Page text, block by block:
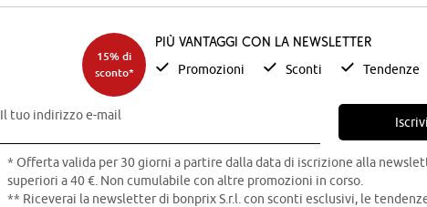
15% di
sconto*
Più vantaggi con la newsletter
Promozioni Sconti Tendenze
Il tuo indirizzo e-mail
* Offerta valida per 30 giorni a partire dalla data di iscrizione alla
superiori a 40 €. Non cumulabile con altre promozioni in corso.
** Riceverai la newsletter di bonprix S.r.l. con sconti esclusivi, le